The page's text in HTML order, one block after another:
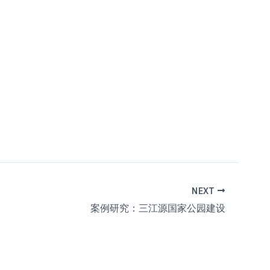
NEXT
案例研究：三江源国家公园建设